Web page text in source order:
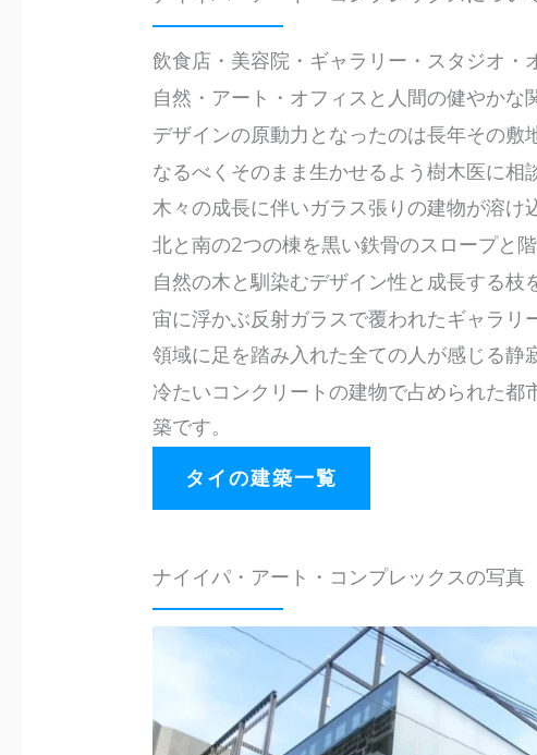
b
o
o
k
a
飲食店・美容院・ギャラリー・スタジオ・
自然・アート・オフィスと人間の健やかな
デザインの原動力となったのは長年その敷
なるべくそのまま生かせるよう樹木医に相
木々の成長に伴いガラス張りの建物が溶け
北と南の2つの棟を黒い鉄骨のスロープと階
自然の木と馴染むデザイン性と成長する枝
宙に浮かぶ反射ガラスで覆われたギャラリ
領域に足を踏み入れた全ての人が感じる静
冷たいコンクリートの建物で占められた
築です。
タイの建築一覧
ナイイパ・アート・コンプレックスの写真